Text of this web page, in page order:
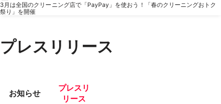
3月は全国のクリーニング店で「PayPay」を使おう！「春のクリーニングおトク
祭り」を開催
プレスリリース
お知らせ
プレスリ
リース